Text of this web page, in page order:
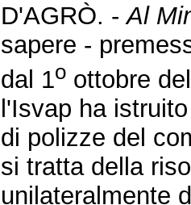
D'AGRÒ. -Al
sapere -
dal 1o ottobre
l'Isvap ha
di polizze del
si tratta della
unilateralmente